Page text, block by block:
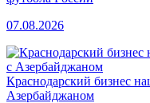
07.08.2026
Краснодарский бизнес
Азербайджаном